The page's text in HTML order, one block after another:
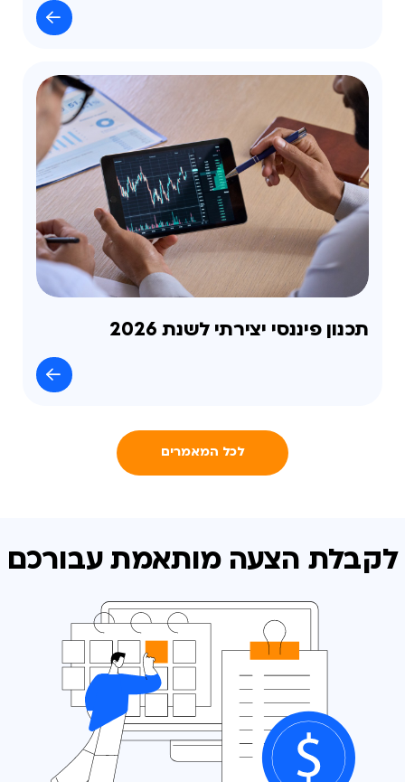
תכנון פיננסי יצירתי לשנת 2026
לכל המאמרים
לקבלת הצעה מותאמת עבורכם